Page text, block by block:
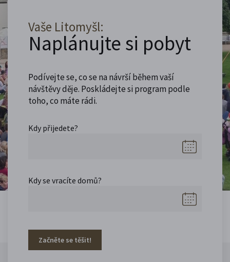
Vaše Litomyšl:
Naplánujte si pobyt
Podívejte se, co se na návrší během vaší
návštěvy děje. Poskládejte si program podle
toho, co máte rádi.
Kdy přijedete?
Kdy se vracíte domů?
Začněte se těšit!